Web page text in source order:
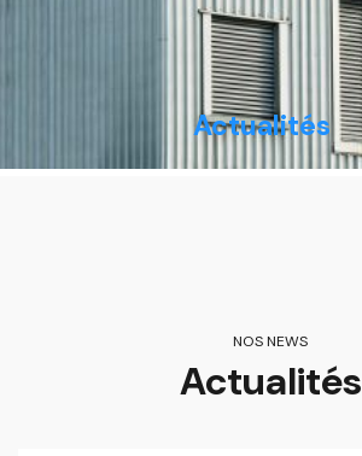
Actualités
NOS NEWS
Actualités